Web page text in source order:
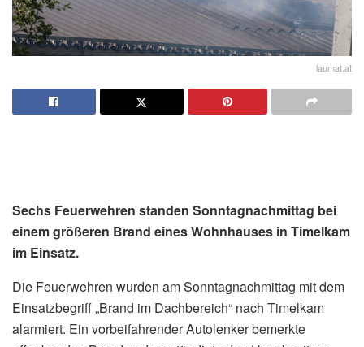
laumat.at
Sechs Feuerwehren standen Sonntagnachmittag bei
einem größeren Brand eines Wohnhauses in Timelkam
im Einsatz.
Die Feuerwehren wurden am Sonntagnachmittag mit dem
Einsatzbegriff „Brand im Dachbereich“ nach Timelkam
alarmiert. Ein vorbeifahrender Autolenker bemerkte